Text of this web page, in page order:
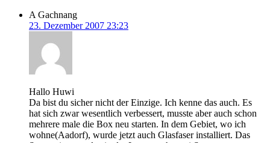
A Gachnang
23. Dezember 2007 23:23
Hallo Huwi
Da bist du sicher nicht der Einzige. Ich kenne das auch. Es
hat sich zwar wesentlich verbessert, musste aber auch schon
mehrere male die Box neu starten. In dem Gebiet, wo ich
wohne(Aadorf), wurde jetzt auch Glasfaser installiert. Das